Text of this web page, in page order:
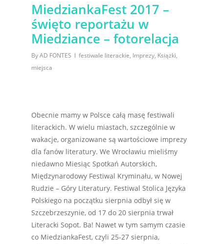
MiedziankaFest 2017 –
święto reportażu w
Miedziance – fotorelacja
ByAD FONTES festiwale literackie, Imprezy, Książki,
miejsca
Obecnie mamy w Polsce całą masę festiwali
literackich. W wielu miastach, szczególnie w
wakacje, organizowane są wartościowe imprezy
dla fanów literatury. We Wrocławiu mieliśmy
niedawno Miesiąc Spotkań Autorskich,
Międzynarodowy Festiwal Kryminału, w Nowej
Rudzie – Góry Literatury. Festiwal Stolica Języka
Polskiego na początku sierpnia odbył się w
Szczebrzeszynie, od 17 do 20 sierpnia trwał
Literacki Sopot. Ba! Nawet w tym samym czasie
co MiedziankaFest, czyli 25-27 sierpnia,